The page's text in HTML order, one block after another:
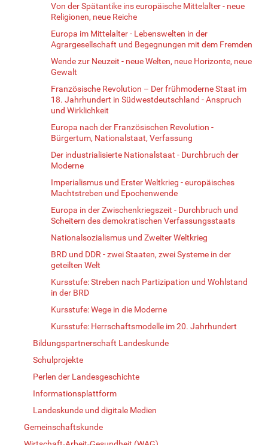
Von der Spätantike ins europäische Mittelalter - neue
Religionen, neue Reiche
Europa im Mittelalter - Lebenswelten in der
Agrargesellschaft und Begegnungen mit dem Fremden
Wende zur Neuzeit - neue Welten, neue Horizonte, neue
Gewalt
Französische Revolution – Der frühmoderne Staat im
18. Jahrhundert in Südwestdeutschland - Anspruch
und Wirklichkeit
Europa nach der Französischen Revolution -
Bürgertum, Nationalstaat, Verfassung
Der industrialisierte Nationalstaat - Durchbruch der
Moderne
Imperialismus und Erster Weltkrieg - europäisches
Machtstreben und Epochenwende
Europa in der Zwischenkriegszeit - Durchbruch und
Scheitern des demokratischen Verfassungsstaats
Nationalsozialismus und Zweiter Weltkrieg
BRD und DDR - zwei Staaten, zwei Systeme in der
geteilten Welt
Kursstufe: Streben nach Partizipation und Wohlstand
in der BRD
Kursstufe: Wege in die Moderne
Kursstufe: Herrschaftsmodelle im 20. Jahrhundert
Bildungspartnerschaft Landeskunde
Schulprojekte
Perlen der Landesgeschichte
Informationsplattform
Landeskunde und digitale Medien
Gemeinschaftskunde